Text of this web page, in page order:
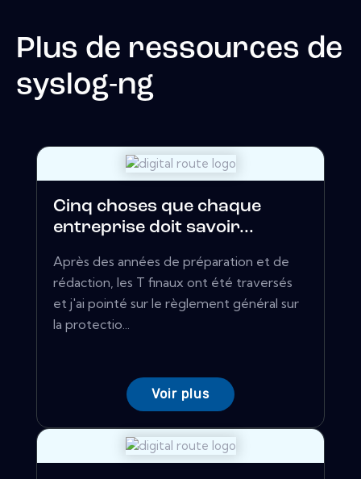
Plus de ressources de
syslog-ng
Cinq choses que chaque
entreprise doit savoir...
Après des années de préparation et de
rédaction, les T finaux ont été traversés
et j'ai pointé sur le règlement général sur
la protectio...
Voir plus